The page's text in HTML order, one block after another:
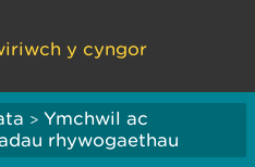
y cyngor
> Ymchwil ac
rhywogaethau